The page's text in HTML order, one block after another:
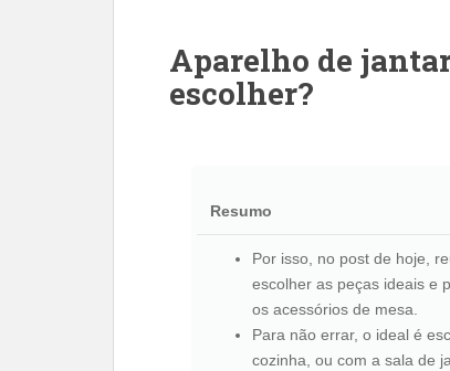
Aparelho de
escolher?
Resumo
Por isso, no post de hoje,
escolher as peças ideais e
os acessórios de mesa.
Para não errar, o ideal é
cozinha, ou com a sala de